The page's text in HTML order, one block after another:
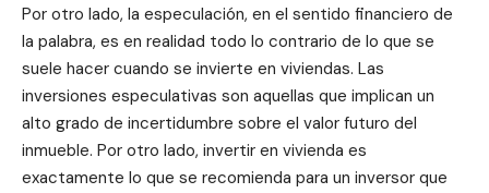
Por otro lado, la especulación, en el sentido financiero de
la palabra, es en realidad todo lo contrario de lo que se
suele hacer cuando se invierte en viviendas. Las
inversiones especulativas son aquellas que implican un
alto grado de incertidumbre sobre el valor futuro del
inmueble. Por otro lado, invertir en vivienda es
exactamente lo que se recomienda para un inversor que